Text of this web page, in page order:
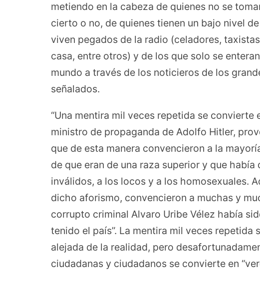
metiendo en la cabeza de quienes no se
cierto o no, de quienes tienen un bajo nivel
viven pegados de la radio (celadores,
casa, entre otros) y de los que solo se
mundo a través de los noticieros de los
señalados.
“Una mentira mil veces repetida se convierte
ministro de propaganda de Adolfo Hitler,
que de esta manera convencieron a la
de que eran de una raza superior y que
inválidos, a los locos y a los homosexuales.
dicho aforismo, convencieron a muchas y
corrupto criminal Alvaro Uribe Vélez había
tenido el país”. La mentira mil veces repetida
alejada de la realidad, pero
ciudadanas y ciudadanos se convierte en